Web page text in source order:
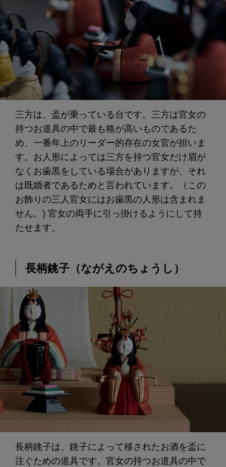
三方は、盃が乗っている台です。三方は官女の
持つお道具の中で最も格が高いものであるた
め、一番年上のリーダー的存在の女官が担いま
す。お人形によっては三方を持つ官女だけ眉が
なくお歯黒をしている場合がありますが、それ
は既婚者であるためと言われています。（この
お飾りの三人官女にはお歯黒の人形は含まれま
せん。) 官女の両手に引っ掛けるようにして持
たせます。
長柄銚子（ながえのちょうし）
長柄銚子は、銚子によって移されたお酒を盃に
注ぐための道具です。官女の持つお道具の中で